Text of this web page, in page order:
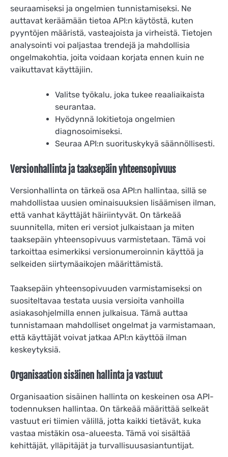
seuraamiseksi ja ongelmien tunnistamiseksi. Ne
auttavat keräämään tietoa API:n käytöstä, kuten
pyyntöjen määristä, vasteajoista ja virheistä. Tietojen
analysointi voi paljastaa trendejä ja mahdollisia
ongelmakohtia, joita voidaan korjata ennen kuin ne
vaikuttavat käyttäjiin.
Valitse työkalu, joka tukee reaaliaikaista
seurantaa.
Hyödynnä lokitietoja ongelmien
diagnosoimiseksi.
Seuraa API:n suorituskykyä säännöllisesti.
Versionhallinta ja taaksepäin yhteensopivuus
Versionhallinta on tärkeä osa API:n hallintaa, sillä se
mahdollistaa uusien ominaisuuksien lisäämisen ilman,
että vanhat käyttäjät häiriintyvät. On tärkeää
suunnitella, miten eri versiot julkaistaan ja miten
taaksepäin yhteensopivuus varmistetaan. Tämä voi
tarkoittaa esimerkiksi versionumeroinnin käyttöä ja
selkeiden siirtymäaikojen määrittämistä.
Taaksepäin yhteensopivuuden varmistamiseksi on
suositeltavaa testata uusia versioita vanhoilla
asiakasohjelmilla ennen julkaisua. Tämä auttaa
tunnistamaan mahdolliset ongelmat ja varmistamaan,
että käyttäjät voivat jatkaa API:n käyttöä ilman
keskeytyksiä.
Organisaation sisäinen hallinta ja vastuut
Organisaation sisäinen hallinta on keskeinen osa API-
todennuksen hallintaa. On tärkeää määrittää selkeät
vastuut eri tiimien välillä, jotta kaikki tietävät, kuka
vastaa mistäkin osa-alueesta. Tämä voi sisältää
kehittäjät, ylläpitäjät ja turvallisuusasiantuntijat.